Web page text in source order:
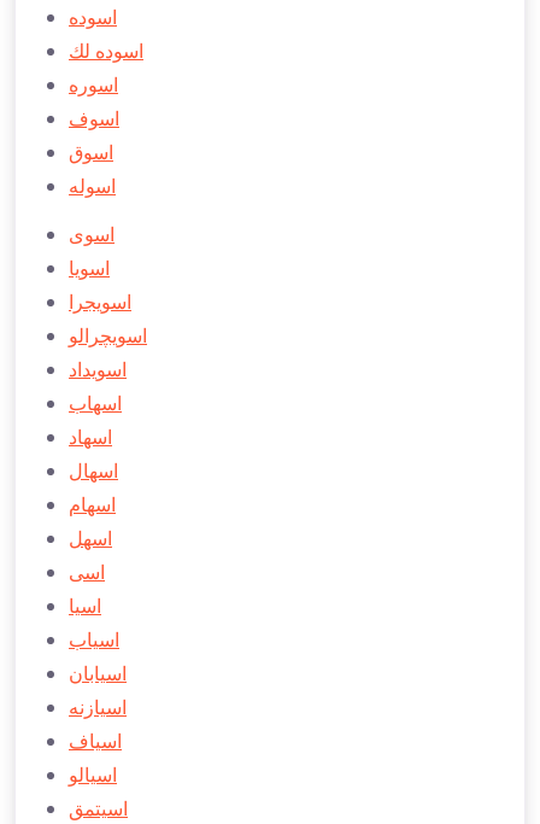
اسوده
اسوده لك
اسوره
اسوف
اسوق
اسوله
اسوی
اسويا
اسویجرا
اسویچرالو
اسويداد
اسهاب
اسهاد
اسهال
اسهام
اسهل
اسی
اسيا
اسياب
اسيابان
اسيازنه
اسياف
اسيالو
اسيتمق